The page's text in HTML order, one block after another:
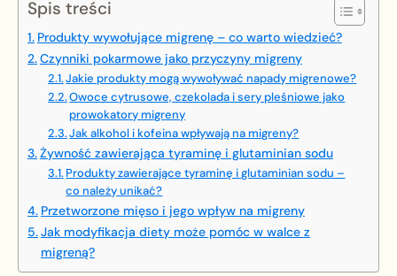
Spis treści
Produkty wywołujące migrenę – co warto wiedzieć?
Czynniki pokarmowe jako przyczyny migreny
Jakie produkty mogą wywoływać napady migrenowe?
Owoce cytrusowe, czekolada i sery pleśniowe jako
prowokatory migreny
Jak alkohol i kofeina wpływają na migreny?
Żywność zawierająca tyraminę i glutaminian sodu
Produkty zawierające tyraminę i glutaminian sodu –
co należy unikać?
Przetworzone mięso i jego wpływ na migreny
Jak modyfikacja diety może pomóc w walce z
migreną?